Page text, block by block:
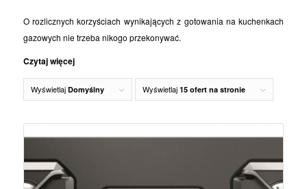
O rozlicznych korzyściach wynikających z gotowania na kuchenkach
gazowych nie trzeba nikogo przekonywać.
Czytaj więcej
Wyświetlaj Domyślny Wyświetlaj 15 ofert na stronie